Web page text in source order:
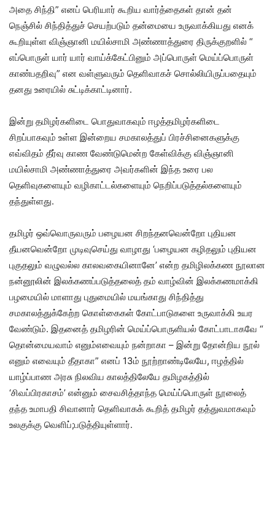
அதை சிந்தி” எனப் பெரியார் கூறிய வார்த்தைகள் தான் தன்
நெஞ்சில் சிந்தித்துச் செயற்படும் தன்மையை உருவாக்கியது எனக்
கூறியுள்ள விஞ்ஞானி மயில்சாமி அண்ணாத்துரை திருக்குறளில் “
எப்பொருள் யார் யார் வாய்க்கேட்பினும் அப்பொருள் மெய்ப்பொருள்
காண்பதறிவு” என வள்ளுவரும் தெளிவாகச் சொல்லியிருப்பதையும்
தனது உரையில் சுட்டிக்காட்டினார்.
இன்று தமிழர்களிடை பொதுவாகவும் ஈழத்தமிழர்களிடை
சிறப்பாகவும் உள்ள இன்றைய சமகாலத்துப் பிரச்சினைகளுக்கு
எவ்விதம் தீர்வு காண வேண்டுமென்ற கேள்விக்கு விஞ்ஞானி
மயில்சாமி அண்ணாத்துரை அவர்களின் இந்த உரை பல
தெளிவுகளையும் வழிகாட்டல்களையும் நெறிப்படுத்தல்களையும்
தந்துள்ளது.
தமிழர் ஒவ்வொருவரும் பழையன சிறந்தனவென்றோ புதியன
தீயனவென்றோ முடிவுசெய்து வாழாது ‘பழையன கழிதலும் புதியன
புகுதலும் வழுவல்ல காலவகையினானே’ என்ற தமிழிலக்கண நூலான
நன்னூலின் இலக்கணப்படுத்தலைத் தம் வாழ்வின் இலக்கணமாக்கி
பழமையில் மாளாது புதுமையில் மயங்காது சிந்தித்து
சமகாலத்துக்கேற்ற கொள்கைகள் கோட்பாடுகளை உருவாக்கி உயர
வேண்டும். இதனைத் தமிழரின் மெய்ப்பொருளியல் கோட்பாடாகவே “
தொன்மையவாம் எனும்எவையும் நன்றாகா – இன்று தோன்றிய நூல்
எனும் எவையும் தீதாகா” எனப் 13ம் நூற்றாண்டிலேயே, ஈழத்தில்
யாழ்ப்பாண அரசு நிலவிய காலத்திலேயே தமிழகத்தில்
‘சிவப்பிரகாசம்’ என்னும் சைவசித்தாந்த மெய்ப்பொருள் நூலைத்
தந்த உமாபதி சிவானார் தெளிவாகக் கூறித் தமிழர் தத்துவமாகவும்
உலகுக்கு வெளிப்;படுத்தியுள்ளார்.